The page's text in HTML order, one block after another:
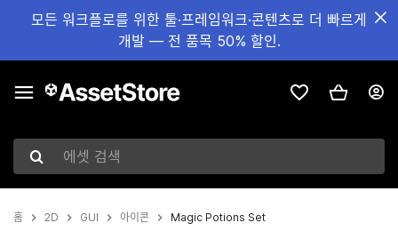
모든 워크플로를 위한 툴·프레임워크·콘텐츠로 더 빠르게
개발 — 전 품목 50% 할인.
에셋 검색
홈 2D GUI 아이콘 Magic Potions Set